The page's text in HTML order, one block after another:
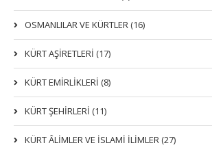
OSMANLILAR VE KÜRTLER (16)
KÜRT AŞİRETLERİ (17)
KÜRT EMİRLİKLERİ (8)
KÜRT ŞEHİRLERİ (11)
KÜRT ÂLİMLER VE İSLAMİ İLİMLER (27)